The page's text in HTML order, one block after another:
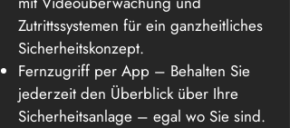
Zutrittssystemen für ein ganzheitliches
Sicherheitskonzept.
Fernzugriff per App – Behalten Sie
jederzeit den Überblick über Ihre
Sicherheitsanlage – egal wo Sie sind.